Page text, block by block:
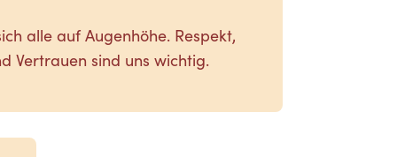
alle auf Augenhöhe. Respekt,
Vertrauen sind uns wichtig.